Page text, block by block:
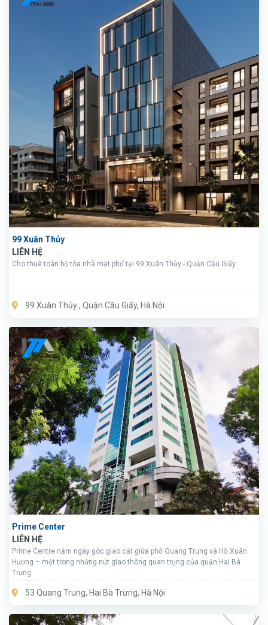
99 Xuân Thủy
LIÊN HỆ
Cho thuê toàn bộ tòa nhà mặt phố tại 99 Xuân Thủy - Quận Cầu Giấy.
99 Xuân Thủy , Quận Cầu Giấy, Hà Nội
Prime Center
LIÊN HỆ
Prime Centre nằm ngay góc giao cắt giữa phố Quang Trung và Hồ Xuân
Hương – một trong những nút giao thông quan trọng của quận Hai Bà
Trưng
53 Quang Trung, Hai Bà Trưng, Hà Nội